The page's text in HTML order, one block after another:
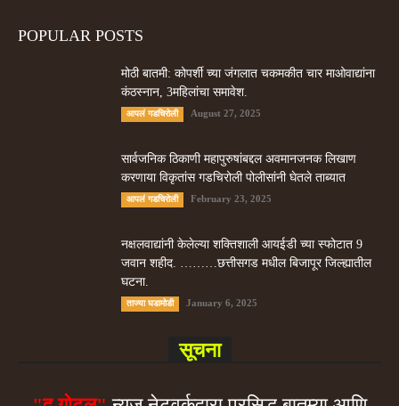
POPULAR POSTS
मोठी बातमी: कोपर्शी च्या जंगलात चकमकीत चार माओवाद्यांना
कंठस्नान, 3महिलांचा समावेश.
आपलं गडचिरोली August 27, 2025
सार्वजनिक ठिकाणी महापुरुषांबद्दल अवमानजनक लिखाण
करणा­या विकृतांस गडचिरोली पोलीसांनी घेतले ताब्यात
आपलं गडचिरोली February 23, 2025
नक्षलवाद्यांनी केलेल्या शक्तिशाली आयईडी च्या स्फोटात 9
जवान शहीद. ………छत्तीसगड मधील बिजापूर जिल्ह्यातील
घटना.
ताज्या घडामोडी January 6, 2025
सूचना